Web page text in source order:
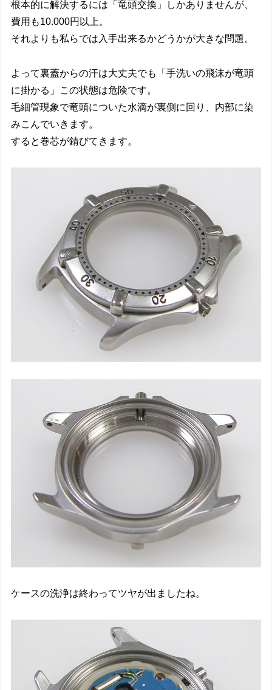
根本的に解決するには「竜頭交換」しかありませんが、
費用も10.000円以上。
それよりも私らでは入手出来るかどうかが大きな問題。
よって裏蓋からの汗は大丈夫でも「手洗いの飛沫が竜頭
に掛かる」この状態は危険です。
毛細管現象で竜頭についた水滴が裏側に回り、内部に染
みこんでいきます。
すると巻芯が錆びてきます。
ケースの洗浄は終わってツヤが出ましたね。